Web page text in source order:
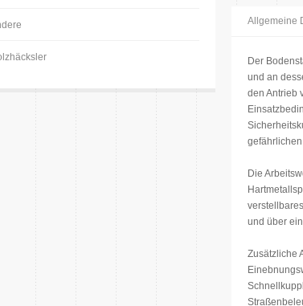
Allgemeine
Der
und an
den Antrieb
Die
und über
Zusätzliche